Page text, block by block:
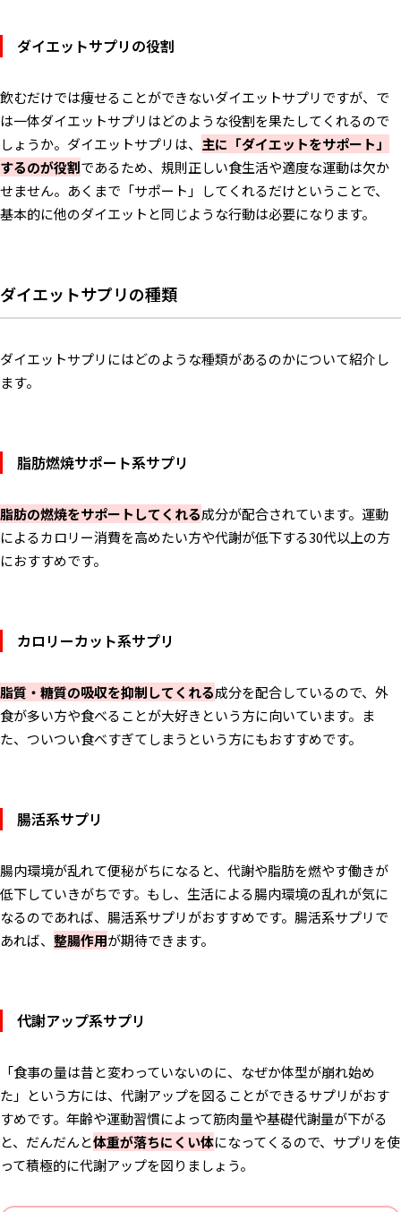
ダイエットサプリを上手く使って理想の体型を手に入れよう！
ダイエットサプリの役割
飲むだけでは痩せることができないダイエットサプリですが、で
は一体ダイエットサプリはどのような役割を果たしてくれるので
しょうか。ダイエットサプリは、 主に「ダイエットをサポート」
するのが役割であるため、規則正しい食生活や適度な運動は欠か
せません。あくまで「サポート」してくれるだけということで、
基本的に他のダイエットと同じような行動は必要になります。
ダイエットサプリの種類
ダイエットサプリにはどのような種類があるのかについて紹介し
ます。
脂肪燃焼サポート系サプリ
脂肪の燃焼をサポートしてくれる成分が配合されています。運動
によるカロリー消費を高めたい方や代謝が低下する30代以上の方
におすすめです。
カロリーカット系サプリ
脂質・糖質の吸収を抑制してくれる成分を配合しているので、外
食が多い方や食べることが大好きという方に向いています。ま
た、ついつい食べすぎてしまうという方にもおすすめです。
腸活系サプリ
腸内環境が乱れて便秘がちになると、代謝や脂肪を燃やす働きが
低下していきがちです。もし、生活による腸内環境の乱れが気に
なるのであれば、腸活系サプリがおすすめです。腸活系サプリで
あれば、 整腸作用が期待できます。
代謝アップ系サプリ
「食事の量は昔と変わっていないのに、なぜか体型が崩れ始め
た」という方には、代謝アップを図ることができるサプリがおす
すめです。年齢や運動習慣によって筋肉量や基礎代謝量が下がる
と、だんだんと体重が落ちにくい体になってくるので、サプリを使
って積極的に代謝アップを図りましょう。